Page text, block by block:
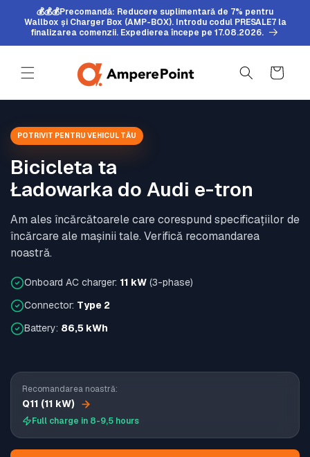
Sari la
conținut
💰💰💰Precomandă: Reducere suplimentară de 7% pentru
Wallbox și Charger Box (AMP-BOX). Introdu codul PRESALE7 la
finalizarea comenzii. Expedierea începe pe 17.08.2026.
Coș
POTRIVIT PENTRU VEHICUL TĂU
Bicicleta ta
Ładowarka do Audi e-tron
Am ales încărcătoarele care corespund specificațiilor de
încărcare ale mașinii tale. Verifică recomandarea
noastră.
Onboard AC charger: 11 kW (3-phase)
Connector: Type 2
Battery: 86,5 kWh
Recomandarea noastră:
Q11 (11 kW)
Full charge in 8-9,5 hours